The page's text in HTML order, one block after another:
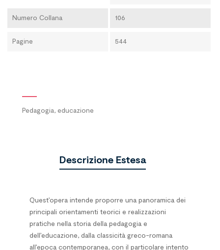
Numero Collana 106
Pagine 544
Pedagogia, educazione
Descrizione Estesa
Quest’opera intende proporre una panoramica dei
principali orientamenti teorici e realizzazioni
pratiche nella storia della pedagogia e
dell’educazione, dalla classicità greco-romana
all’epoca contemporanea, con il particolare intento